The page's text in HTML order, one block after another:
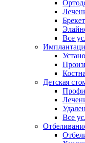
Все
Детская
Все